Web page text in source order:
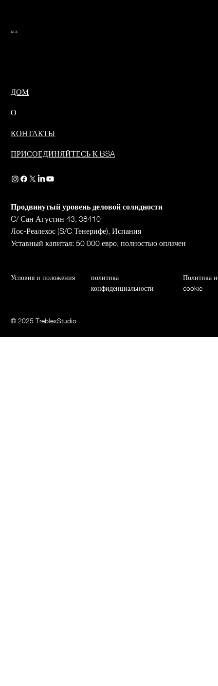
БСА
ДОМ
О
КОНТАКТЫ
ПРИСОЕДИНЯЙТЕСЬ К BSA
Продвинутый уровень деловой солидности
C/ Сан Агустин 43, 38410
Лос-Реалехос (S/C Тенерифе), Испания
Уставный капитал: 50 000 евро, полностью оплачен
Условия и положения
политика
конфиденциальности
Политика
cookie
© 2025 TreblexStudio